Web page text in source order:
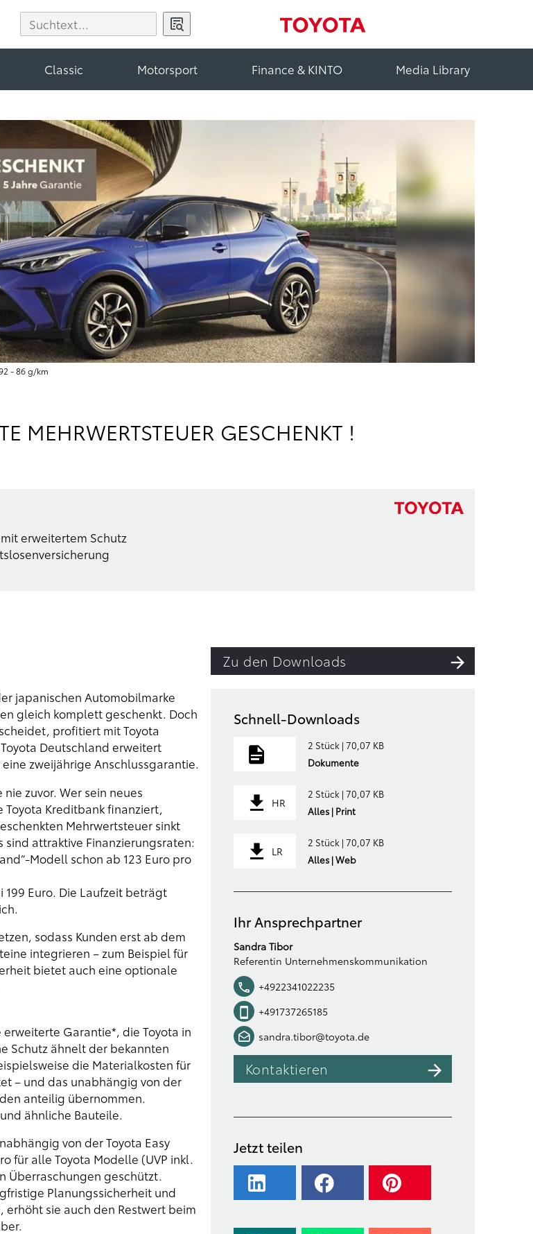
Classic Motorsport Finance & KINTO Media Library
- 86 g/km
MEHRWERTSTEUER GESCHENKT !
erweitertem Schutz
Zu den Downloads
japanischen Automobilmarke
gleich komplett geschenkt. Doch
profitiert mit Toyota
Deutschland erweitert
zweijährige Anschlussgarantie.
zuvor. Wer sein neues
Kreditbank finanziert,
Mehrwertsteuer sinkt
sind attraktive Finanzierungsraten:
Modell schon ab 123 Euro pro
Euro. Die Laufzeit beträgt
sodass Kunden erst ab dem
integrieren – zum Beispiel für
bietet auch eine optionale
erweiterte Garantie*, die Toyota in
Schutz ähnelt der bekannten
die Materialkosten für
– und das unabhängig von der
anteilig übernommen.
ähnliche Bauteile.
von der Toyota Easy
für alle Toyota Modelle (UVP inkl.
Überraschungen geschützt.
Planungssicherheit und
sie auch den Restwert beim
Schnell-Downloads
2 Stück | 70,07 KB
Dokumente
HR
2 Stück | 70,07 KB
Alles | Print
LR
2 Stück | 70,07 KB
Alles | Web
Ihr Ansprechpartner
Sandra Tibor
Referentin Unternehmenskommunikation
+4922341022235
+491737265185
sandra.tibor@toyota.de
Kontaktieren
Jetzt teilen